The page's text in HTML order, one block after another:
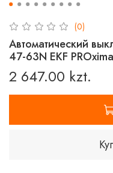
(0)
Автоматический
47-63N EKF PROxima
2 647.00 kzt.